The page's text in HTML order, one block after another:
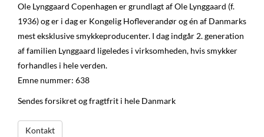
Ole Lynggaard Copenhagen er grundlagt af Ole Lynggaard (f.
1936) og er i dag er Kongelig Hofleverandør og én af Danmarks
mest eksklusive smykkeproducenter. I dag indgår 2. generation
af familien Lynggaard ligeledes i virksomheden, hvis smykker
forhandles i hele verden.
Emne nummer: 638
Sendes forsikret og fragtfrit i hele Danmark
Kontakt